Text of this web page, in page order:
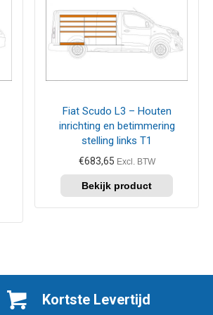
Fiat Scudo L3 – Houten
inrichting en betimmering
stelling links T1
€683,65 Excl. BTW
Kortste Levertijd